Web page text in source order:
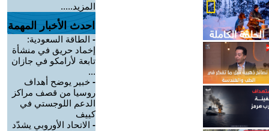
المزيد.....
احدث الأخبار المهمة
- الطاقة السعودية:
إخماد حريق في منشأة
تابعة لأرامكو في جازان
...
- خبير يوضح أهداف
روسيا من قصف مراكز
الدعم اللوجستي في
كييف
- الاتحاد الأوروبي يشدّد